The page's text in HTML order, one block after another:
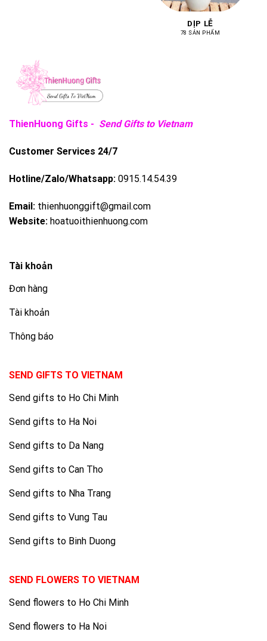
DỊP LỄ
78 SẢN PHẨM
ThienHuong Gifts - Send Gifts to Vietnam
Customer Services 24/7
Hotline/Zalo/Whatsapp: 0915.14.54.39
Email: thienhuonggift@gmail.com
Website: hoatuoithienhuong.com
Tài khoản
Đơn hàng
Tài khoản
Thông báo
SEND GIFTS TO VIETNAM
Send gifts to Ho Chi Minh
Send gifts to Ha Noi
Send gifts to Da Nang
Send gifts to Can Tho
Send gifts to Nha Trang
Send gifts to Vung Tau
Send gifts to Binh Duong
SEND FLOWERS TO VIETNAM
Send flowers to Ho Chi Minh
Send flowers to Ha Noi